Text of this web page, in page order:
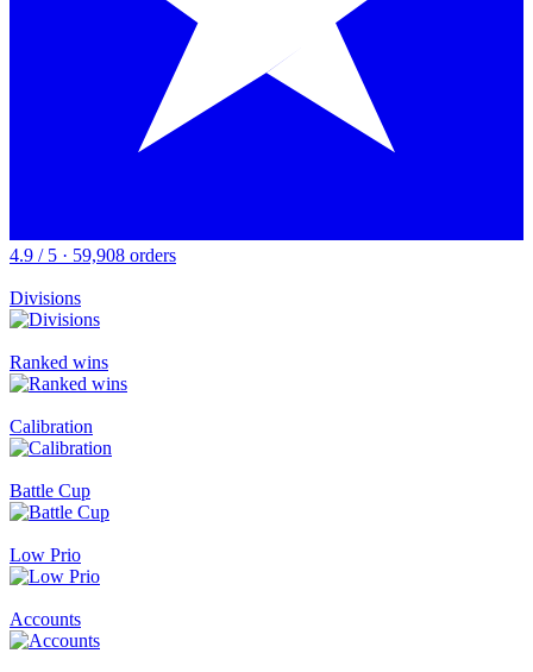
4.9 / 5 · 59,908 orders
Divisions
Ranked wins
Calibration
Battle Cup
Low Prio
Accounts